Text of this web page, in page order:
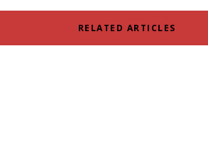
RELATED ARTICLES